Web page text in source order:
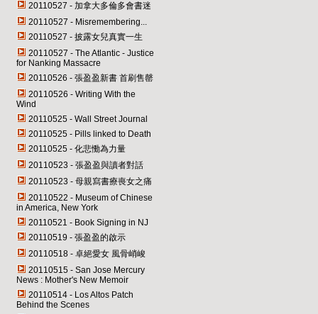
20110527 - 加拿大多倫多會書迷
20110527 - Misremembering...
20110527 - 披露女兒真實一生
20110527 - The Atlantic - Justice
for Nanking Massacre
20110526 - 張盈盈新書 首刷售罄
20110526 - Writing With the
Wind
20110525 - Wall Street Journal
20110525 - Pills linked to Death
20110525 - 化悲慟為力量
20110523 - 張盈盈與讀者對話
20110523 - 母親寫書療喪女之痛
20110522 - Museum of Chinese
in America, New York
20110521 - Book Signing in NJ
20110519 - 張盈盈的啟示
20110518 - 卓絕愛女 風骨峭峻
20110515 - San Jose Mercury
News : Mother's New Memoir
20110514 - Los Altos Patch
Behind the Scenes